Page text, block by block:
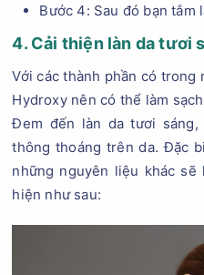
Bước 4: Sau đó bạn tắm
4. Cải thiện làn da tươi
Với các thành phần có trong
Hydroxy nên có thể làm
Đem đến làn da tươi
thông thoáng trên da. Đặc
những nguyên liệu khác
hiện như sau: